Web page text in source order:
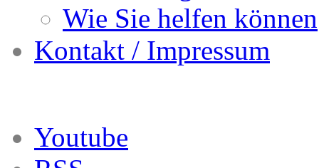
Wie Sie helfen können
Kontakt / Impressum
Youtube